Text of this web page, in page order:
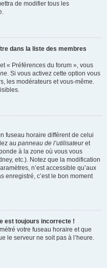
de modifier tous les
dans la liste des membres
« Préférences du forum », vous
. Si vous activez cette option vous
les modérateurs et vous-même.
fuseau horaire différent de celui
au panneau de l’utilisateuret
à la zone où vous vous
etc.). Notez que la modification
n’est accessible qu’aux
enregistré, c’est le bon moment
est toujours incorrecte !
votre fuseau horaire et que
le serveur ne soit pas à l’heure.